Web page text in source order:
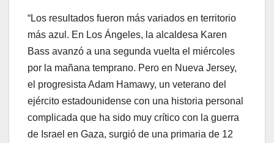
“Los resultados fueron más variados en territorio
más azul. En Los Ángeles, la alcaldesa Karen
Bass avanzó a una segunda vuelta el miércoles
por la mañana temprano. Pero en Nueva Jersey,
el progresista Adam Hamawy, un veterano del
ejército estadounidense con una historia personal
complicada que ha sido muy crítico con la guerra
de Israel en Gaza, surgió de una primaria de 12